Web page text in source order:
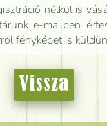
nélkül is
e-mailben
fényképet is
Vissza